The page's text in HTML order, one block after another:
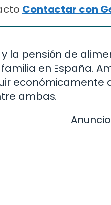
Contactar con
la pensión de
en España.
económicamente
ambas.